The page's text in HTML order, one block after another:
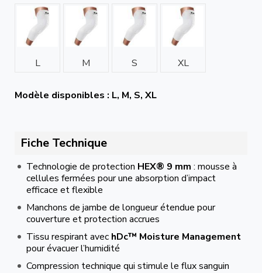
L M S XL
Modèle disponibles : L, M, S, XL
Fiche Technique
Technologie de protection HEX® 9 mm : mousse à
cellules fermées pour une absorption d’impact
efficace et flexible
Manchons de jambe de longueur étendue pour
couverture et protection accrues
Tissu respirant avec hDc™ Moisture Management
pour évacuer l’humidité
Compression technique qui stimule le flux sanguin